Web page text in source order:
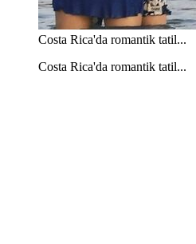
Costa Rica'da romantik tatil...
Costa Rica'da romantik tatil...